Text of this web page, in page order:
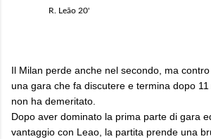
R. Leão 20'
Il Milan perde anche nel secondo, ma
una gara che fa discutere e termina dopo
non ha demeritato.
Dopo aver dominato la prima parte di gara
vantaggio con Leao, la partita prende una